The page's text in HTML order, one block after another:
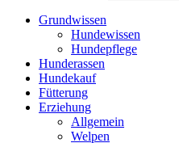
Grundwissen
Hundewissen
Hundepflege
Hunderassen
Hundekauf
Fütterung
Erziehung
Allgemein
Welpen